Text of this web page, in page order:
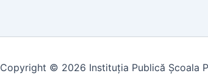
Copyright © 2026 Instituția Publică Școala